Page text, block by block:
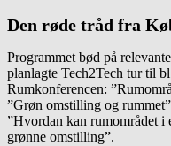
Den røde tråd fra
Programmet bød på
planlagte Tech2Tech tur til
Rumkonferencen:
”Grøn omstilling og
”Hvordan kan rumområdet i
grønne omstilling”.